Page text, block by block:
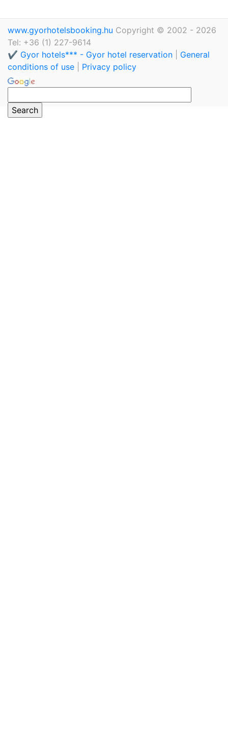
www.gyorhotelsbooking.hu Copyright © 2002 - 2026
Tel: +36 (1) 227-9614
✔️ Gyor hotels*** - Gyor hotel reservation
General
conditions of use
Privacy policy